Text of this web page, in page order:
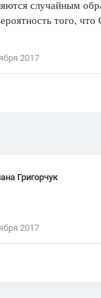
случайным
того,
2017
Григорчук
2017